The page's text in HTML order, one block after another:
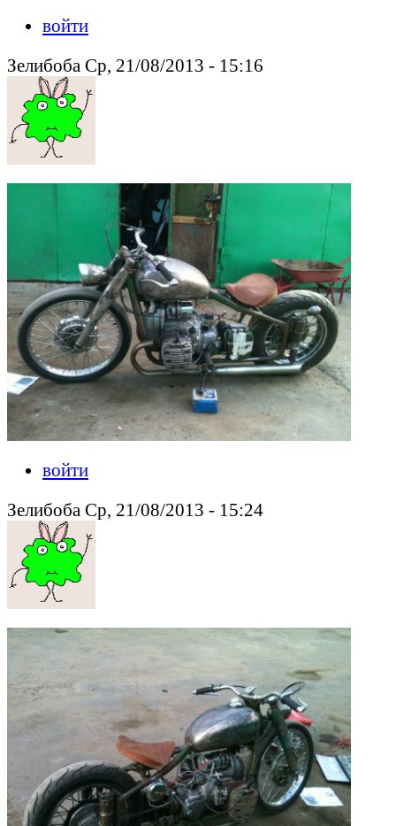
войти
Зелибоба Ср, 21/08/2013 - 15:16
войти
Зелибоба Ср, 21/08/2013 - 15:24